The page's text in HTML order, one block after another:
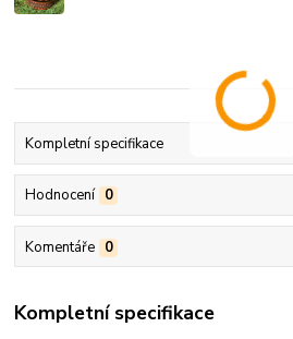
Kompletní specifikace
Hodnocení 0
Komentáře 0
Kompletní specifikace